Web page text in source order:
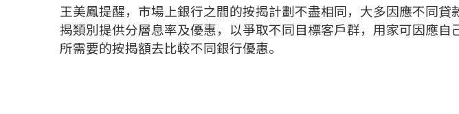
王美鳳提醒，市場上銀行之間的按揭計劃不盡相同，大多因應不同貸
揭類別提供分層息率及優惠，以爭取不同目標客戶群，用家可因應自
所需要的按揭額去比較不同銀行優惠。